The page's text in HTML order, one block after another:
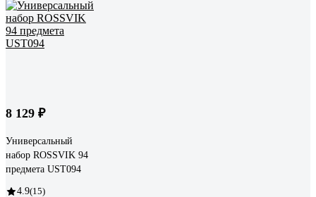
8 129 ₽
Универсальный
набор ROSSVIK 94
предмета UST094
4.9(15)